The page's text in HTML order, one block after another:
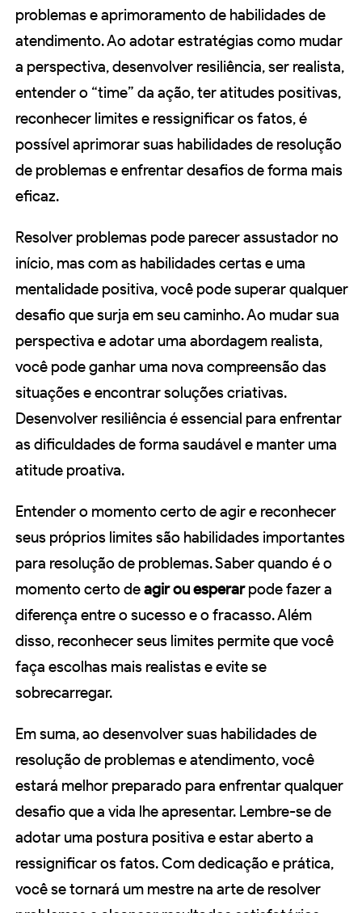
problemas e aprimoramento de habilidades de
atendimento. Ao adotar estratégias como mudar
a perspectiva, desenvolver resiliência, ser realista,
entender o “time” da ação, ter atitudes positivas,
reconhecer limites e ressignificar os fatos, é
possível aprimorar suas habilidades de resolução
de problemas e enfrentar desafios de forma mais
eficaz.
Resolver problemas pode parecer assustador no
início, mas com as habilidades certas e uma
mentalidade positiva, você pode superar qualquer
desafio que surja em seu caminho. Ao mudar sua
perspectiva e adotar uma abordagem realista,
você pode ganhar uma nova compreensão das
situações e encontrar soluções criativas.
Desenvolver resiliência é essencial para enfrentar
as dificuldades de forma saudável e manter uma
atitude proativa.
Entender o momento certo de agir e reconhecer
seus próprios limites são habilidades importantes
para resolução de problemas. Saber quando é o
momento certo deagir ou esperarpode fazer a
diferença entre o sucesso e o fracasso. Além
disso, reconhecer seus limites permite que você
faça escolhas mais realistas e evite se
sobrecarregar.
Em suma, ao desenvolver suas habilidades de
resolução de problemas e atendimento, você
estará melhor preparado para enfrentar qualquer
desafio que a vida lhe apresentar. Lembre-se de
adotar uma postura positiva e estar aberto a
ressignificar os fatos. Com dedicação e prática,
você se tornará um mestre na arte de resolver